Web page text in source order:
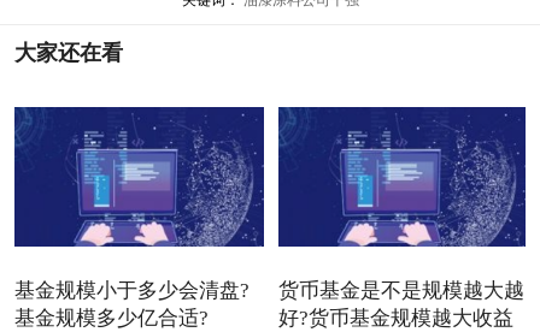
大家还在看
基金规模小于多少会清盘?
基金规模多少亿合适?
货币基金是不是规模越大越
好?货币基金规模越大收益